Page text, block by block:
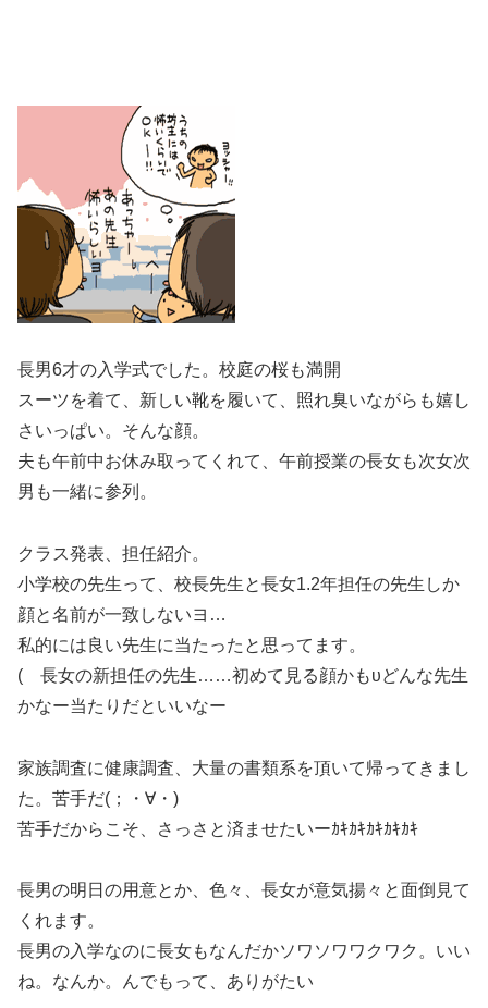
長男6才の入学式でした。校庭の桜も満開
スーツを着て、新しい靴を履いて、照れ臭いながらも嬉し
さいっぱい。そんな顔。
夫も午前中お休み取ってくれて、午前授業の長女も次女次
男も一緒に参列。
クラス発表、担任紹介。
小学校の先生って、校長先生と長女1.2年担任の先生しか
顔と名前が一致しないヨ…
私的には良い先生に当たったと思ってます。
( 長女の新担任の先生……初めて見る顔かもυどんな先生
かなー当たりだといいなー
家族調査に健康調査、大量の書類系を頂いて帰ってきまし
た。苦手だ(；・∀・)
苦手だからこそ、さっさと済ませたいーｶｷｶｷｶｷｶｷｶｷ
長男の明日の用意とか、色々、長女が意気揚々と面倒見て
くれます。
長男の入学なのに長女もなんだかソワソワワクワク。いい
ね。なんか。んでもって、ありがたい